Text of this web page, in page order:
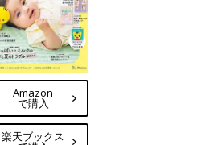
Amazon
で購入
楽天ブックス